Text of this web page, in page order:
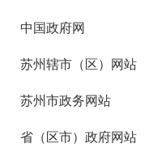
中国政府网
苏州辖市（区）网站
苏州市政务网站
省（区市）政府网站